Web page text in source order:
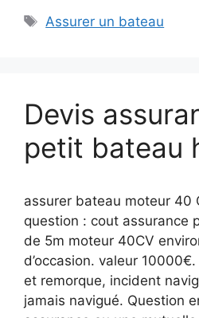
Étiquettes
Assurer un bateau
Devis
petit bateau
assurer bateau moteur 40
question : cout assurance
de 5m moteur 40CV
d’occasion. valeur
et remorque, incident
jamais navigué. Question